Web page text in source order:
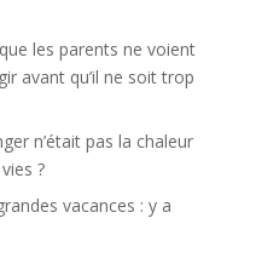
les parents ne voient
avant qu’il ne soit trop
n’était pas la chaleur
?
vacances : y a